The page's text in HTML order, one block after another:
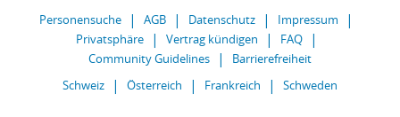
Personensuche AGB Datenschutz
Impressum
Privatsphäre
Vertrag kündigen
FAQ
Community Guidelines
Barrierefreiheit
Schweiz
Österreich Frankreich Schweden